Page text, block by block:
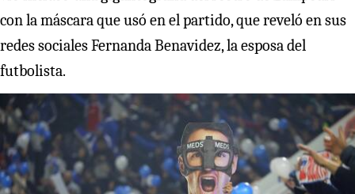
con la máscara que usó en el partido, que reveló en sus
redes sociales Fernanda Benavidez, la esposa del
futbolista.